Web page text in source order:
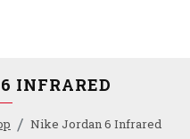
Nike Jordan 6 Infrared
INFRARED